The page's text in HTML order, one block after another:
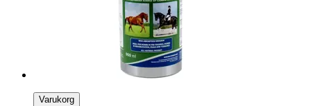
Varukorg